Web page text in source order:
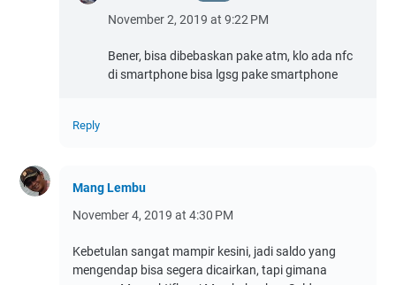
November 2, 2019 at 9:22 PM
Bener, bisa dibebaskan pake atm, klo ada nfc
di smartphone bisa lgsg pake smartphone
Reply
Mang Lembu
November 4, 2019 at 4:30 PM
Kebetulan sangat mampir kesini, jadi saldo yang
mengendap bisa segera dicairkan, tapi gimana